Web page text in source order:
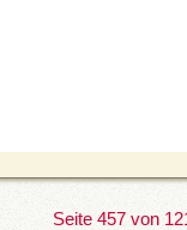
Seite 457 von